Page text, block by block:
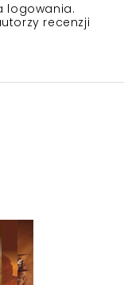
logowania.
recenzji